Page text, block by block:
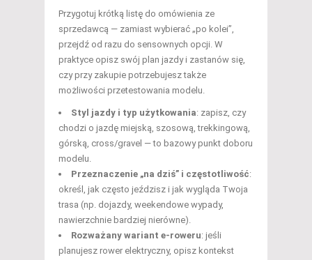
Przygotuj krótką listę do omówienia ze
sprzedawcą — zamiast wybierać „po kolei”,
przejdź od razu do sensownych opcji. W
praktyce opisz swój plan jazdy i zastanów się,
czy przy zakupie potrzebujesz także
możliwości przetestowania modelu.
Styl jazdy i typ użytkowania: zapisz, czy
chodzi o jazdę miejską, szosową, trekkingową,
górską, cross/gravel — to bazowy punkt doboru
modelu.
Przeznaczenie „na dziś” i częstotliwość:
określ, jak często jeździsz i jak wygląda Twoja
trasa (np. dojazdy, weekendowe wypady,
nawierzchnie bardziej nierówne).
Rozważany wariant e-roweru: jeśli
planujesz rower elektryczny, opisz kontekst